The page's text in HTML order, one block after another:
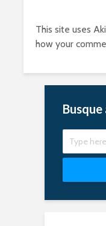
This site uses
how your
Busque